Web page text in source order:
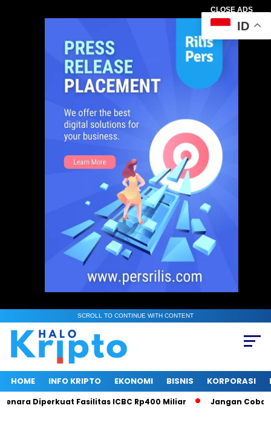
CLOSE ADS
SCROLL TO CONTINUE WITH CONTENT
HOME INFO KRIPTO EKONOMI BISNIS KORPORASI
Diperkuat Fasilitas ICBC Rp400 Miliar Jangan Coba
ID